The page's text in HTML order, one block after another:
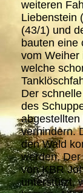
weiteren
Liebenstein
(43/1) und
bauten eine
vom Weiher
welche
Der
des
verhindern.
den Wald
werden.
von KBR
unterstützt,